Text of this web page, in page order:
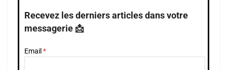
Recevez les derniers articles dans votre
messagerie 📩
Email